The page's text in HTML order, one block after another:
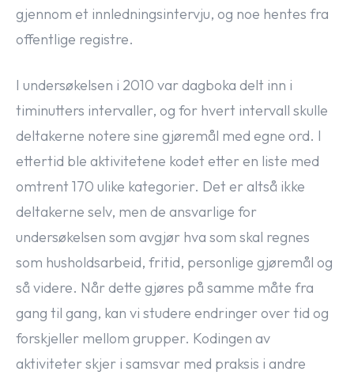
gjennom et innledningsintervju, og noe hentes fra
offentlige registre.
I undersøkelsen i 2010 var dagboka delt inn i
timinutters intervaller, og for hvert intervall skulle
deltakerne notere sine gjøremål med egne ord. I
ettertid ble aktivitetene kodet etter en liste med
omtrent 170 ulike kategorier. Det er altså ikke
deltakerne selv, men de ansvarlige for
undersøkelsen som avgjør hva som skal regnes
som husholdsarbeid, fritid, personlige gjøremål og
så videre. Når dette gjøres på samme måte fra
gang til gang, kan vi studere endringer over tid og
forskjeller mellom grupper. Kodingen av
aktiviteter skjer i samsvar med praksis i andre